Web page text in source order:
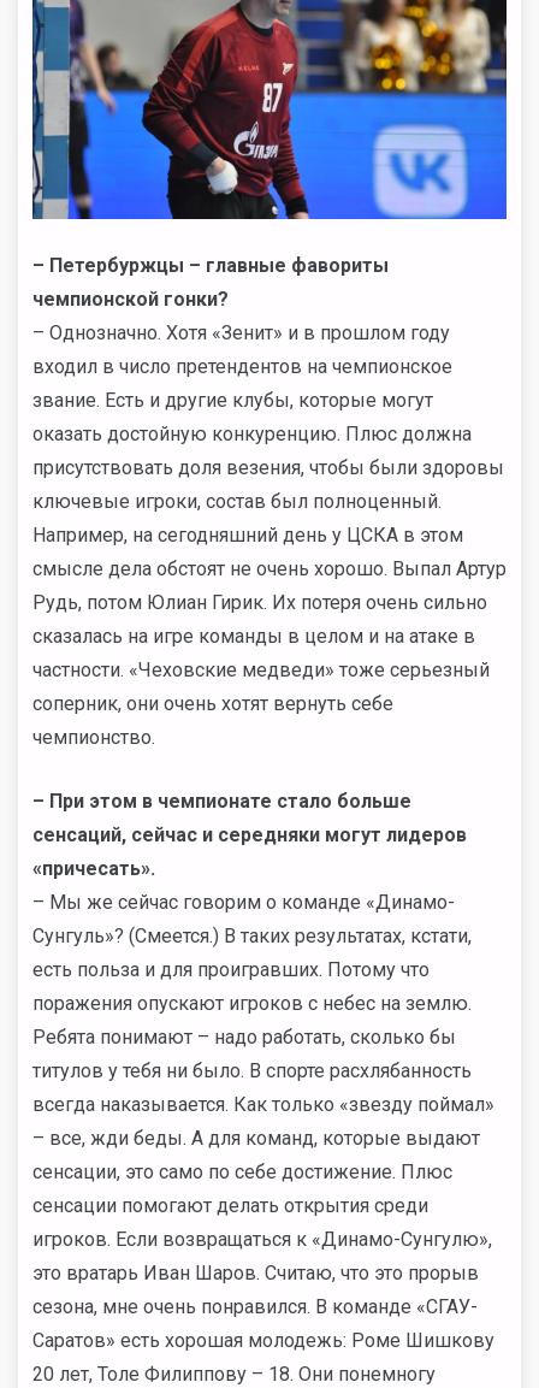
– Петербуржцы – главные фавориты
чемпионской гонки?
– Однозначно. Хотя «Зенит» и в прошлом году
входил в число претендентов на чемпионское
звание. Есть и другие клубы, которые могут
оказать достойную конкуренцию. Плюс должна
присутствовать доля везения, чтобы были здоровы
ключевые игроки, состав был полноценный.
Например, на сегодняшний день у ЦСКА в этом
смысле дела обстоят не очень хорошо. Выпал Артур
Рудь, потом Юлиан Гирик. Их потеря очень сильно
сказалась на игре команды в целом и на атаке в
частности. «Чеховские медведи» тоже серьезный
соперник, они очень хотят вернуть себе
чемпионство.
– При этом в чемпионате стало больше
сенсаций, сейчас и середняки могут лидеров
«причесать».
– Мы же сейчас говорим о команде «Динамо-
Сунгуль»? (Смеется.) В таких результатах, кстати,
есть польза и для проигравших. Потому что
поражения опускают игроков с небес на землю.
Ребята понимают – надо работать, сколько бы
титулов у тебя ни было. В спорте расхлябанность
всегда наказывается. Как только «звезду поймал»
– все, жди беды. А для команд, которые выдают
сенсации, это само по себе достижение. Плюс
сенсации помогают делать открытия среди
игроков. Если возвращаться к «Динамо-Сунгулю»,
это вратарь Иван Шаров. Считаю, что это прорыв
сезона, мне очень понравился. В команде «СГАУ-
Саратов» есть хорошая молодежь: Роме Шишкову
20 лет, Толе Филиппову – 18. Они понемногу